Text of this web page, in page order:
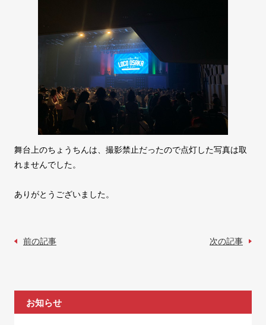
舞台上のちょうちんは、撮影禁止だったので点灯した写真は取
れませんでした。
ありがとうございました。
前の記事 次の記事
お知らせ